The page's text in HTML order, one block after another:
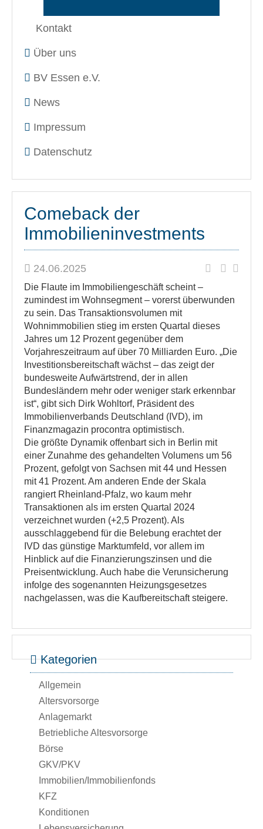
Kontakt
Über uns
BV Essen e.V.
News
Impressum
Datenschutz
Comeback der
Immobilieninvestments
24.06.2025
Die Flaute im Immobiliengeschäft scheint –
zumindest im Wohnsegment – vorerst überwunden
zu sein. Das Transaktionsvolumen mit
Wohnimmobilien stieg im ersten Quartal dieses
Jahres um 12 Prozent gegenüber dem
Vorjahreszeitraum auf über 70 Milliarden Euro. „Die
Investitionsbereitschaft wächst – das zeigt der
bundesweite Aufwärtstrend, der in allen
Bundesländern mehr oder weniger stark erkennbar
ist“, gibt sich Dirk Wohltorf, Präsident des
Immobilienverbands Deutschland (IVD), im
Finanzmagazin procontra optimistisch.
Die größte Dynamik offenbart sich in Berlin mit
einer Zunahme des gehandelten Volumens um 56
Prozent, gefolgt von Sachsen mit 44 und Hessen
mit 41 Prozent. Am anderen Ende der Skala
rangiert Rheinland-Pfalz, wo kaum mehr
Transaktionen als im ersten Quartal 2024
verzeichnet wurden (+2,5 Prozent). Als
ausschlaggebend für die Belebung erachtet der
IVD das günstige Marktumfeld, vor allem im
Hinblick auf die Finanzierungszinsen und die
Preisentwicklung. Auch habe die Verunsicherung
infolge des sogenannten Heizungsgesetzes
nachgelassen, was die Kaufbereitschaft steigere.
Kategorien
Allgemein
Altersvorsorge
Anlagemarkt
Betriebliche Altesvorsorge
Börse
GKV/PKV
Immobilien/Immobilienfonds
KFZ
Konditionen